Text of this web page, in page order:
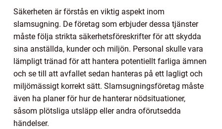
Säkerheten är förstås en viktig aspekt inom
slamsugning. De företag som erbjuder dessa tjänster
måste följa strikta säkerhetsföreskrifter för att skydda
sina anställda, kunder och miljön. Personal skulle vara
lämpligt tränad för att hantera potentiellt farliga ämnen
och se till att avfallet sedan hanteras på ett lagligt och
miljömässigt korrekt sätt. Slamsugningsföretag måste
även ha planer för hur de hanterar nödsituationer,
såsom plötsliga utsläpp eller andra oförutsedda
händelser.